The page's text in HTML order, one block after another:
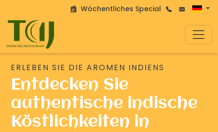
Wöchentliches Special
ERLEBEN SIE DIE AROMEN INDIENS
Entdecken Sie
authentische indische
Köstlichkeiten in